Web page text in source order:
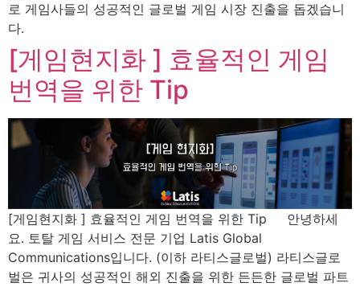
로 게임사들의 성공적인 글로벌 게임 시장 진출을 돕겠습니
다.
[게임현지화 ] 효율적인 게임
번역을 위한 Tip
[게임현지화 ] 효율적인 게임 번역을 위한 Tip 안녕하세
요. 토탈 게임 서비스 전문 기업 Latis Global
Communications입니다. (이하 라티스글로벌) 라티스글로
벌은 귀사의 성공적인 해외 진출을 위한 든든한 글로벌 파트